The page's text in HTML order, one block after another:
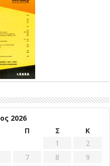
2026
Π Σ
Κ
1
2
7 8
9